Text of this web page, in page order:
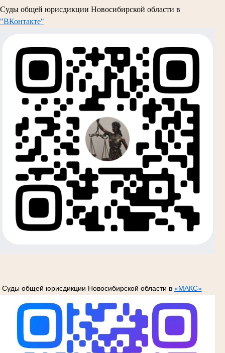
Суды общей юрисдикции Новосибирской области в
"ВКонтакте"
Суды общей юрисдикции Новосибирской области в «МАКС»